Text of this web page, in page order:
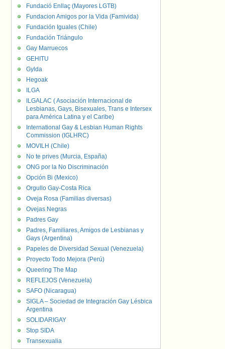
Fundació Enllaç (Mayores LGTB)
Fundacion Amigos por la Vida (Famivida)
Fundación Iguales (Chile)
Fundación Triángulo
Gay Marruecos
GEHITU
Gylda
Hegoak
ILGA
ILGALAC ( Asociación Internacional de
Lesbianas, Gays, Bisexuales, Trans e Intersex
para América Latina y el Caribe)
International Gay & Lesbian Human Rights
Commission (IGLHRC)
MOVILH (Chile)
No te prives (Murcia, España)
ONG por la No Discriminación
Opción Bi (Mexico)
Orgullo Gay-Costa Rica
Oveja Rosa (Familias diversas)
Ovejas Negras
Padres Gay
Padres, Familiares, Amigos de Lesbianas y
Gays (Argentina)
Papeles de Diversidad Sexual (Venezuela)
Proyecto Todo Mejora (Perú)
Queering The Map
REFLEJOS (Venezuela)
SAFO (Nicaragua)
SIGLA – Sociedad de Integración Gay Lésbica
Argentina
SOLIDARIGAY
Stop SIDA
Transexualia